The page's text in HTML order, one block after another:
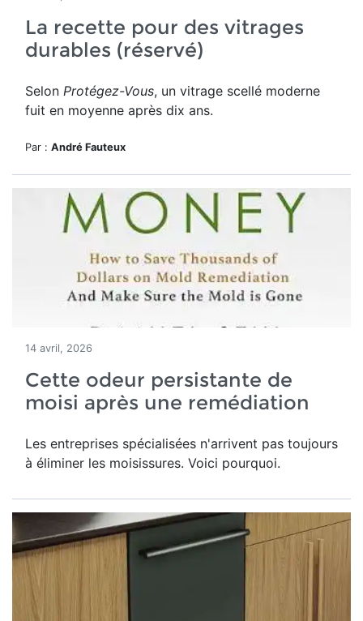
La recette pour des vitrages
durables (réservé)
Selon Protégez-Vous, un vitrage scellé moderne
fuit en moyenne après dix ans.
Par : André Fauteux
14 avril, 2026
Cette odeur persistante de
moisi après une remédiation
Les entreprises spécialisées n'arrivent pas toujours
à éliminer les moisissures. Voici pourquoi.